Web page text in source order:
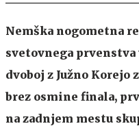
Nemška nogometna
svetovnega
dvoboj z Južno Korejo
brez osmine finala,
na zadnjem mestu